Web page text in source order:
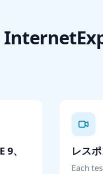
、
レス
Each